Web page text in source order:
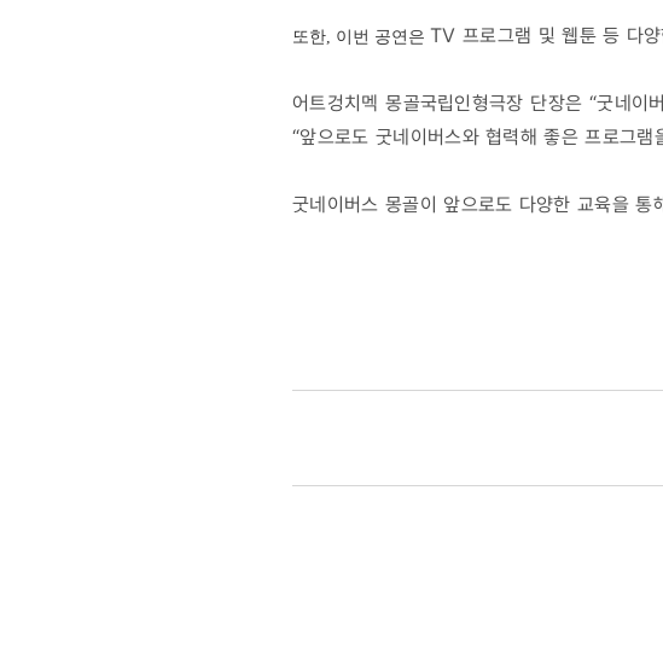
또한, 이번 공연은 TV 프로그램 및 웹툰 등 다
어트겅치멕 몽골국립인형극장 단장은 “굿네
“앞으로도 굿네이버스와 협력해 좋은 프로그램
굿네이버스 몽골이 앞으로도 다양한 교육을